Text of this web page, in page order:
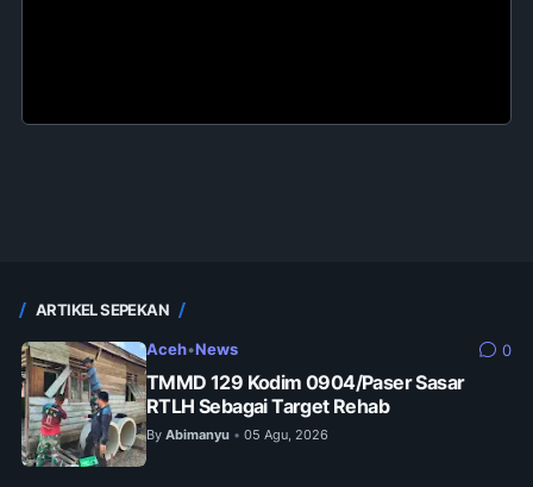
ARTIKEL SEPEKAN
Aceh•News 0
TMMD 129 Kodim 0904/Paser Sasar
RTLH Sebagai Target Rehab
By Abimanyu • 05 Agu, 2026